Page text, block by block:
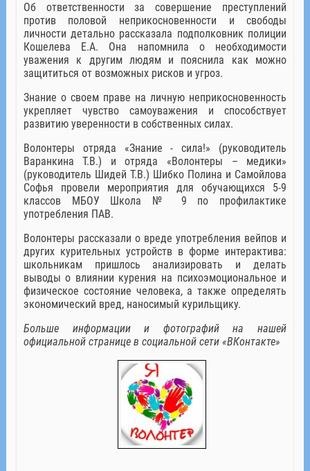
Об ответственности за совершение преступлений
против половой неприкосновенности и свободы
личности детально рассказала подполковник полиции
Кошелева Е.А. Она напомнила о необходимости
уважения к другим людям и пояснила как можно
защититься от возможных рисков и угроз.
Знание о своем праве на личную неприкосновенность
укрепляет чувство самоуважения и способствует
развитию уверенности в собственных силах.
Волонтеры отряда «Знание - сила!» (руководитель
Варанкина Т.В.) и отряда «Волонтеры – медики»
(руководитель Шидей Т.В.) Шибко Полина и Самойлова
Софья провели мероприятия для обучающихся 5-9
классов МБОУ Школа № 9 по профилактике
употребления ПАВ.
Волонтеры рассказали о вреде употребления вейпов и
других курительных устройств в форме интерактива:
школьникам пришлось анализировать и делать
выводы о влиянии курения на психоэмоциональное и
физическое состояние человека, а также определять
экономический вред, наносимый курильщику.
Больше информации и фотографий на нашей
официальной странице в социальной сети «ВКонтакте»